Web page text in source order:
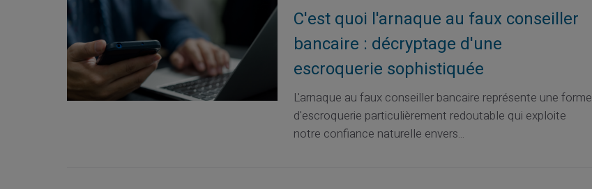
C'est quoi l'arnaque au faux conseiller
bancaire : décryptage d'une
escroquerie sophistiquée
L'arnaque au faux conseiller bancaire représente une forme
d'escroquerie particulièrement redoutable qui exploite
notre confiance naturelle envers...